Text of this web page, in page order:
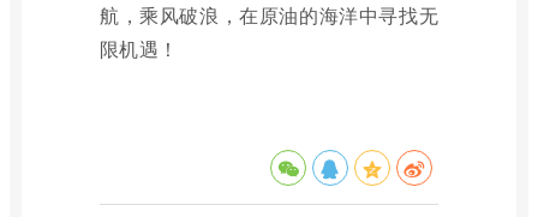
航，乘风破浪，在原油的海洋中寻找无
限机遇！